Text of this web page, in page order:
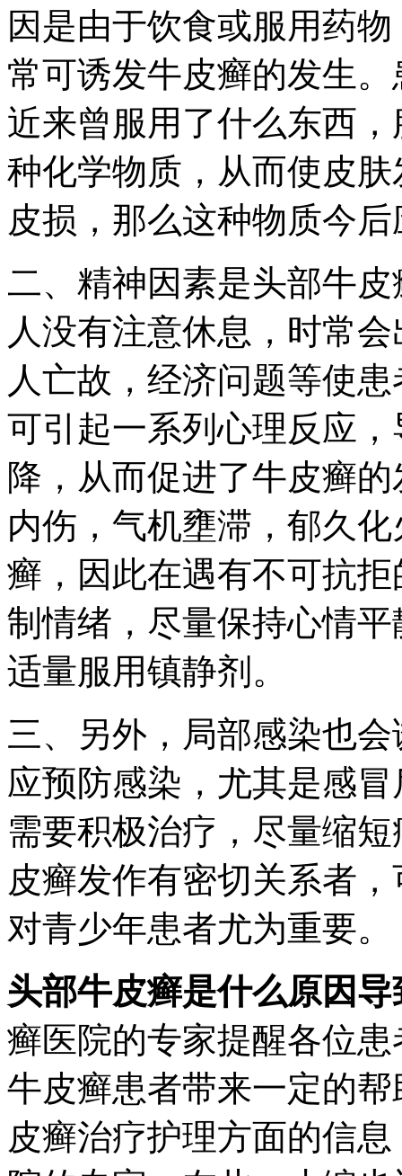
因是由于饮食或服用药
常可诱发牛皮癣的发生
近来曾服用了什么东西
种化学物质，从而使皮
皮损，那么这种物质今
二、精神因素是头部牛
人没有注意休息，时常
人亡故，经济问题等使
可引起一系列心理反应
降，从而促进了牛皮癣
内伤，气机壅滞，郁久
癣，因此在遇有不可抗
制情绪，尽量保持心情
适量服用镇静剂。
三、另外，局部感染也
应预防感染，尤其是感
需要积极治疗，尽量缩
皮癣发作有密切关系者
对青少年患者尤为重要。
头部牛皮癣是什么原因导
癣医院的专家提醒各位
牛皮癣患者带来一定的
皮癣治疗护理方面的信